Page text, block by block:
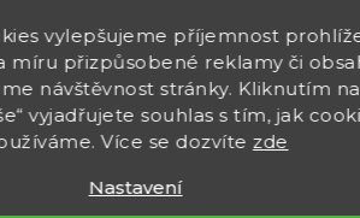
vylepšujeme příjemnost
míru přizpůsobené reklamy či
návštěvnost stránky. Kliknutím na
vyjadřujete souhlas s tím, jak
Více se dozvíte zde
Nastavení
zboží